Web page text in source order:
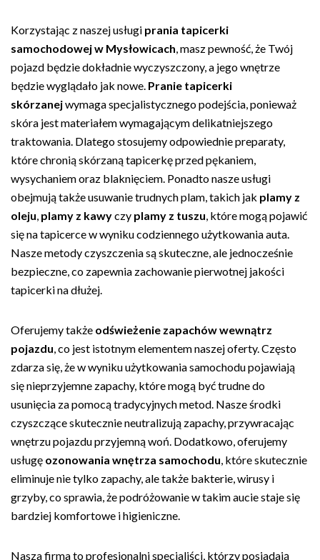
Korzystając z naszej usługi prania tapicerki
samochodowej w Mysłowicach, masz pewność, że Twój
pojazd będzie dokładnie wyczyszczony, a jego wnętrze
będzie wyglądało jak nowe. Pranie tapicerki
skórzanejwymaga specjalistycznego podejścia, ponieważ
skóra jest materiałem wymagającym delikatniejszego
traktowania. Dlatego stosujemy odpowiednie preparaty,
które chronią skórzaną tapicerkę przed pękaniem,
wysychaniem oraz blaknięciem. Ponadto nasze usługi
obejmują także usuwanie trudnych plam, takich jak plamy z
oleju, plamy z kawyczy plamy z tuszu, które mogą pojawić
się na tapicerce w wyniku codziennego użytkowania auta.
Nasze metody czyszczenia są skuteczne, ale jednocześnie
bezpieczne, co zapewnia zachowanie pierwotnej jakości
tapicerki na dłużej.
Oferujemy także odświeżenie zapachów wewnątrz
pojazdu, co jest istotnym elementem naszej oferty. Często
zdarza się, że w wyniku użytkowania samochodu pojawiają
się nieprzyjemne zapachy, które mogą być trudne do
usunięcia za pomocą tradycyjnych metod. Nasze środki
czyszczące skutecznie neutralizują zapachy, przywracając
wnętrzu pojazdu przyjemną woń. Dodatkowo, oferujemy
usługę ozonowania wnętrza samochodu, które skutecznie
eliminuje nie tylko zapachy, ale także bakterie, wirusy i
grzyby, co sprawia, że podróżowanie w takim aucie staje się
bardziej komfortowe i higieniczne.
Nasza firma to profesjonalni specjaliści, którzy posiadają